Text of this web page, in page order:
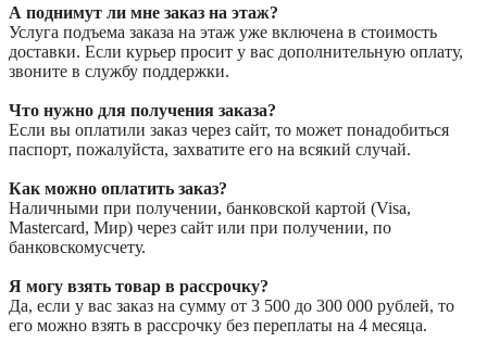
А поднимут ли мне заказ на этаж?
Услуга подъема заказа на этаж уже включена в стоимость
доставки. Если курьер просит у вас дополнительную оплату,
звоните в службу поддержки.
Что нужно для получения заказа?
Если вы оплатили заказ через сайт, то может понадобиться
паспорт, пожалуйста, захватите его на всякий случай.
Как можно оплатить заказ?
Наличными при получении, банковской картой (Visa,
Mastercard, Мир) через сайт или при получении, по
банковскомусчету.
Я могу взять товар в рассрочку?
Да, если у вас заказ на сумму от 3 500 до 300 000 рублей, то
его можно взять в рассрочку без переплаты на 4 месяца.